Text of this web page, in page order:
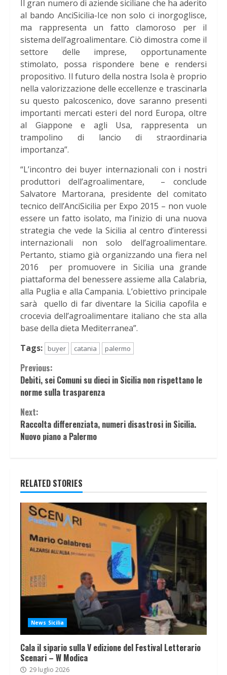
Il gran numero di aziende siciliane che ha aderito
al bando AnciSicilia-Ice non solo ci inorgoglisce,
ma rappresenta un fatto clamoroso per il
sistema dell’agroalimentare. Ciò dimostra come il
settore delle imprese, opportunamente
stimolato, possa rispondere bene e rendersi
propositivo. Il futuro della nostra Isola è proprio
nella valorizzazione delle eccellenze e trascinarla
su questo palcoscenico, dove saranno presenti
importanti mercati esteri del nord Europa, oltre
al Giappone e agli Usa, rappresenta un
trampolino di lancio di straordinaria
importanza”.
“L’incontro dei buyer internazionali con i nostri
produttori dell’agroalimentare, – conclude
Salvatore Martorana, presidente del comitato
tecnico dell’AnciSicilia per Expo 2015 – non vuole
essere un fatto isolato, ma l’inizio di una nuova
strategia che vede la Sicilia al centro d’interessi
internazionali non solo dell’agroalimentare.
Pertanto, stiamo già organizzando una fiera nel
2016 per promuovere in Sicilia una grande
piattaforma del benessere assieme alla Calabria,
alla Puglia e alla Campania. L’obiettivo principale
sarà quello di far diventare la Sicilia capofila e
crocevia dell’agroalimentare italiano che sta alla
base della dieta Mediterranea”.
Tags:
buyer catania palermo
Continue
Reading
Previous:
Debiti, sei Comuni su dieci in Sicilia non rispettano le
norme sulla trasparenza
Next:
Raccolta differenziata, numeri disastrosi in Sicilia.
Nuovo piano a Palermo
RELATED STORIES
News Sicilia
Cala il sipario sulla V edizione del Festival Letterario
Scenari – W Modica
29 luglio 2026